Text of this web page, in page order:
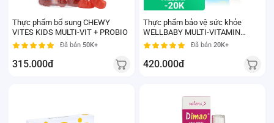
Thực phẩm bổ sung CHEWY
VITES KIDS MULTI-VIT + PROBIO
Đã bán 50K+
315.000đ
Thực phẩm bảo vệ sức khỏe
WELLBABY MULTI-VITAMIN
LIQUID
Đã bán 20K+
420.000đ